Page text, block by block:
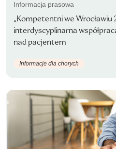
Informacja prasowa
„Kompetentni we Wrocławiu
interdyscyplinarna
nad pacjentem
Informacje dla chorych